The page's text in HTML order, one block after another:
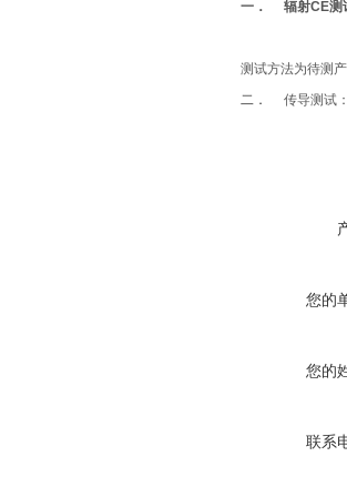
一． 辐射CE测
测试方法为待测
二．
传导测试
您的
您的
联系